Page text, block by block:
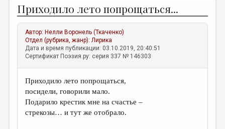
ЖАНРЫ
АВТОРЫ
КОММЕНТАРИИ
ЛИТСАЛОН
НОВОСТИ
ПРАВИЛА САЙТА
Приходило лето попрощаться...
Автор: Нелли Воронель (Ткаченко)
Отдел (рубрика, жанр):Лирика
Дата и время публикации: 03.10.2019, 20:40:51
Сертификат Поэзия.ру: серия 337 № 146303
Приходило лето попрощаться,
посидели, говорили мало.
Подарило крестик мне на счастье –
стрекозы… и тут же отобрало.